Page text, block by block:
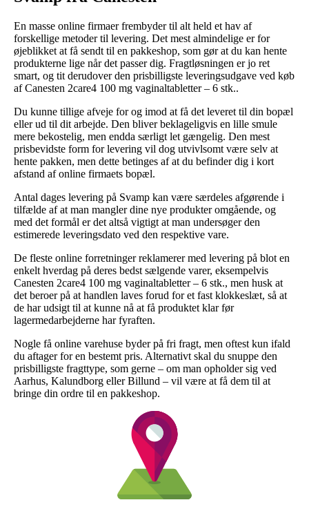
En masse online firmaer frembyder til alt held et hav af
forskellige metoder til levering. Det mest almindelige er for
øjeblikket at få sendt til en pakkeshop, som gør at du kan hente
produkterne lige når det passer dig. Fragtløsningen er jo ret
smart, og tit derudover den prisbilligste leveringsudgave ved køb
af Canesten 2care4 100 mg vaginaltabletter – 6 stk..
Du kunne tillige afveje for og imod at få det leveret til din bopæl
eller ud til dit arbejde. Den bliver beklageligvis en lille smule
mere bekostelig, men endda særligt let gængelig. Den mest
prisbevidste form for levering vil dog utvivlsomt være selv at
hente pakken, men dette betinges af at du befinder dig i kort
afstand af online firmaets bopæl.
Antal dages levering på Svamp kan være særdeles afgørende i
tilfælde af at man mangler dine nye produkter omgående, og
med det formål er det altså vigtigt at man undersøger den
estimerede leveringsdato ved den respektive vare.
De fleste online forretninger reklamerer med levering på blot en
enkelt hverdag på deres bedst sælgende varer, eksempelvis
Canesten 2care4 100 mg vaginaltabletter – 6 stk., men husk at
det beroer på at handlen laves forud for et fast klokkeslæt, så at
de har udsigt til at kunne nå at få produktet klar før
lagermedarbejderne har fyraften.
Nogle få online varehuse byder på fri fragt, men oftest kun ifald
du aftager for en bestemt pris. Alternativt skal du snuppe den
prisbilligste fragttype, som gerne – om man opholder sig ved
Aarhus, Kalundborg eller Billund – vil være at få dem til at
bringe din ordre til en pakkeshop.